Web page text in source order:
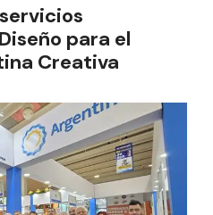
para el
Creativa